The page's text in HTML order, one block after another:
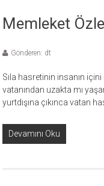
Memleket
Gönderen: dt
Sıla hasretinin insanın
vatanından uzakta mı
yurtdışına çıkınca vatan
Devamını Oku